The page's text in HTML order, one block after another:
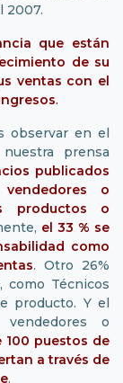
2007.
que están
de su
ventas con el
.
observar en el
prensa
publicados
o
productos o
el 33 % se
como
. Otro 26%
como Técnicos
producto. Y el
o
100 puestos de
a través de
.